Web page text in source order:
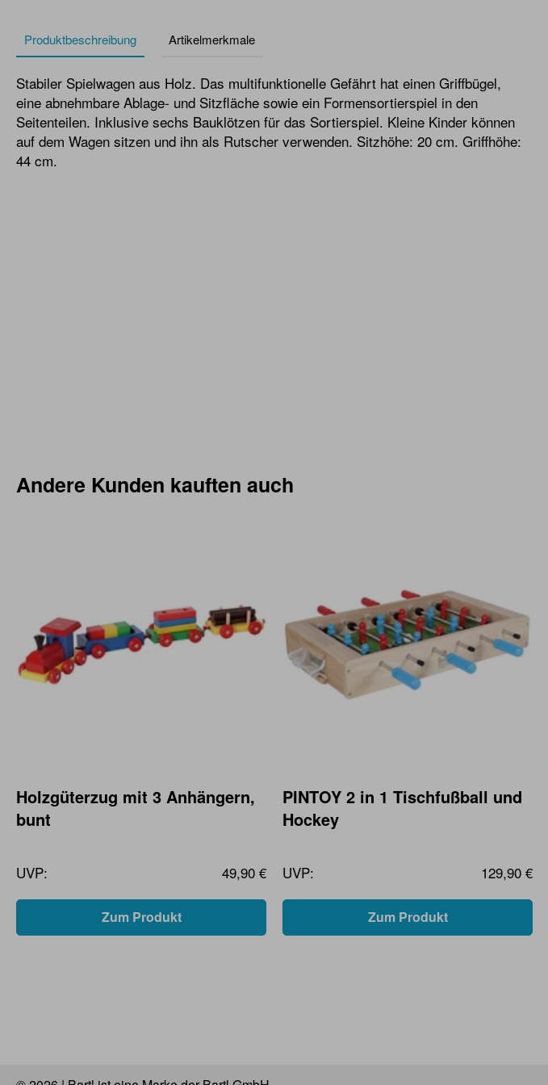
Produktbeschreibung Artikelmerkmale
Stabiler Spielwagen aus Holz. Das multifunktionelle Gefährt hat einen Griffbügel,
eine abnehmbare Ablage- und Sitzfläche sowie ein Formensortierspiel in den
Seitenteilen. Inklusive sechs Bauklötzen für das Sortierspiel. Kleine Kinder können
auf dem Wagen sitzen und ihn als Rutscher verwenden. Sitzhöhe: 20 cm. Griffhöhe:
44 cm.
Andere Kunden kauften auch
Holzgüterzug mit 3 Anhängern,
bunt
UVP: 49,90 €
Zum Produkt
PINTOY 2 in 1 Tischfußball und
Hockey
UVP: 129,90 €
Zum Produkt